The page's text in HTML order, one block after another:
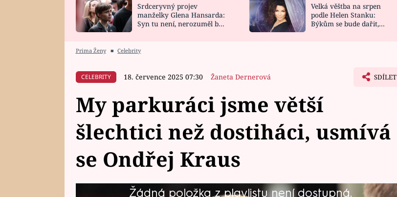
HOROSKOP NA
CELEBRITY
VAŘENÍ
NOVINKY
VIDEORECEPTY
Srdceryvný projev
manželky Glena Hansarda:
Syn tu není, nerozuměl by
Velká věštba na srpen
podle Helen Stanku:
Býkům se bude dařit,
Prima Ženy ■ Celebrity
CELEBRITY 18. července 2025 07:30 Žaneta Dernerová SDÍLET
My parkuráci jsme větší
šlechtici než dostiháci, usmívá
se Ondřej Kraus
Žádná položka z playlistu není dostupná.